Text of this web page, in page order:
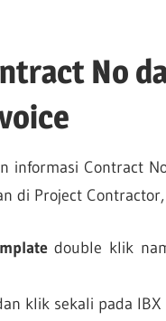
No
informasi Contract
di Project
double klik
klik sekali pada